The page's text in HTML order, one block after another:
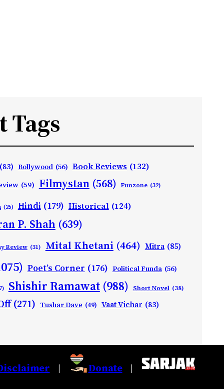
Tags
Bollywood (56) Book Reviews (132)
(59) Filmystan (568) Funzone (32)
(25) Hindi (179) Historical (124)
P. Shah (639)
Review (31) Mital Khetani (464) Mitra (85)
Poet’s Corner (176) Political Funda (56)
Shishir Ramawat (988) Short Novel (38)
(271) Tushar Dave (49) Vaat Vichar (83)
| Donate |